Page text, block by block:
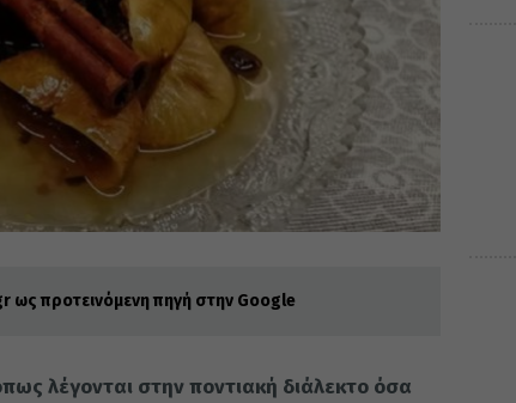
προτεινόμενη πηγή στην Google
λέγονται στην ποντιακή διάλεκτο όσα